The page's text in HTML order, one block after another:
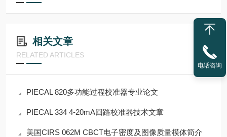
相关文章
RELATED ARTICLES
PIECAL 820多功能过程校准器专业论文
PIECAL 334 4-20mA回路校准器技术文章
美国CIRS 062M CBCT电子密度及图像质量模体简介
电话咨询